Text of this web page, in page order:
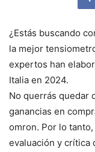
¿Estás buscando
la mejor
expertos han
Italia en 2024.
No querrás quedar
ganancias en
omron. Por lo
evaluación y crítica